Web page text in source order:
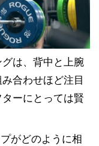
は、背中と上腕
合わせほど注目
ーにとっては賢
がどのように相